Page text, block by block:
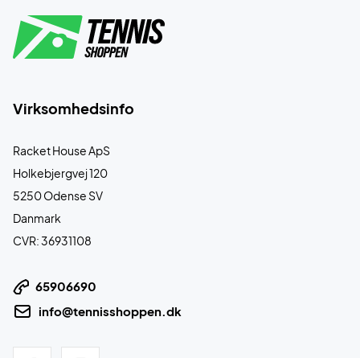
Virksomhedsinfo
Racket House ApS
Holkebjergvej 120
5250 Odense SV
Danmark
CVR: 36931108
65906690
info@tennisshoppen.dk